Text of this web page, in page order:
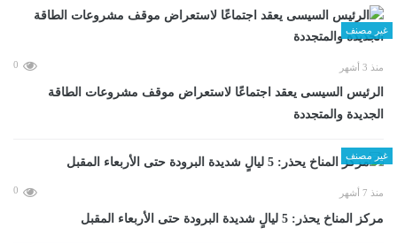
غير مصنف
منذ 3 أشهر 0
الرئيس السيسى يعقد اجتماعًا لاستعراض موقف مشروعات الطاقة
الجديدة والمتجددة
غير مصنف
منذ 7 أشهر 0
مركز المناخ يحذر: 5 ليالٍ شديدة البرودة حتى الأربعاء المقبل